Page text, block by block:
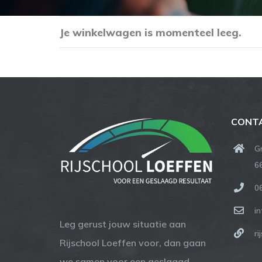
Je winkelwagen is momenteel leeg.
Leg gerust jouw situatie aan
Rijschool Loeffen voor, dan gaan